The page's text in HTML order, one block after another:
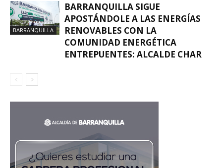
BARRANQUILLA
BARRANQUILLA SIGUE
APOSTÁNDOLE A LAS ENERGÍAS
RENOVABLES CON LA
COMUNIDAD ENERGÉTICA
ENTREPUENTES: ALCALDE CHAR